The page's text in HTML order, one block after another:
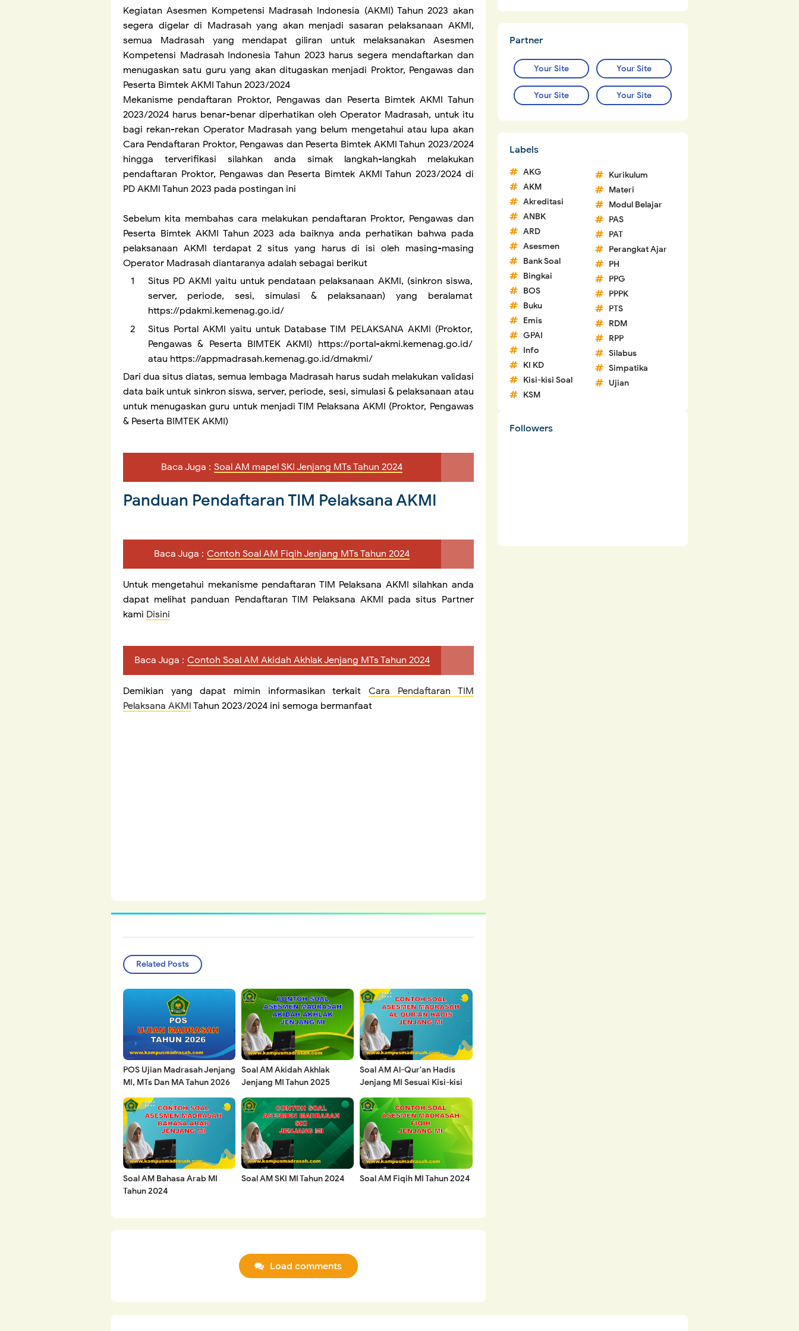
Kegiatan Asesmen Kompetensi Madrasah Indonesia (AKMI) Tahun 2023 akan
segera digelar di Madrasah yang akan menjadi sasaran pelaksanaan AKMI,
semua Madrasah yang mendapat giliran untuk melaksanakan Asesmen
Kompetensi Madrasah Indonesia Tahun 2023 harus segera mendaftarkan dan
menugaskan satu guru yang akan ditugaskan menjadi Proktor, Pengawas dan
Peserta Bimtek AKMI Tahun 2023/2024
Mekanisme pendaftaran Proktor, Pengawas dan Peserta Bimtek AKMI Tahun
2023/2024 harus benar-benar diperhatikan oleh Operator Madrasah, untuk itu
bagi rekan-rekan Operator Madrasah yang belum mengetahui atau lupa akan
Cara Pendaftaran Proktor, Pengawas dan Peserta Bimtek AKMI Tahun 2023/2024
hingga terverifikasi silahkan anda simak langkah-langkah melakukan
pendaftaran Proktor, Pengawas dan Peserta Bimtek AKMI Tahun 2023/2024 di
PD AKMI Tahun 2023 pada postingan ini
Sebelum kita membahas cara melakukan pendaftaran Proktor, Pengawas dan
Peserta Bimtek AKMI Tahun 2023 ada baiknya anda perhatikan bahwa pada
pelaksanaan AKMI terdapat 2 situs yang harus di isi oleh masing-masing
Operator Madrasah diantaranya adalah sebagai berikut
Situs PD AKMI yaitu untuk pendataan pelaksanaan AKMI, (sinkron siswa,
server, periode, sesi, simulasi & pelaksanaan) yang beralamat
https://pdakmi.kemenag.go.id/
Situs Portal AKMI yaitu untuk Database TIM PELAKSANA AKMI (Proktor,
Pengawas & Peserta BIMTEK AKMI) https://portal-akmi.kemenag.go.id/
atau https://appmadrasah.kemenag.go.id/dmakmi/
Dari dua situs diatas, semua lembaga Madrasah harus sudah melakukan validasi
data baik untuk sinkron siswa, server, periode, sesi, simulasi & pelaksanaan atau
untuk menugaskan guru untuk menjadi TIM Pelaksana AKMI (Proktor, Pengawas
& Peserta BIMTEK AKMI)
Baca Juga : Soal AM mapel SKI Jenjang MTs Tahun 2024
Panduan Pendaftaran TIM Pelaksana AKMI
Baca Juga : Contoh Soal AM Fiqih Jenjang MTs Tahun 2024
Untuk mengetahui mekanisme pendaftaran TIM Pelaksana AKMI silahkan anda
dapat melihat panduan Pendaftaran TIM Pelaksana AKMI pada situs Partner
kami Disini
Baca Juga : Contoh Soal AM Akidah Akhlak Jenjang MTs Tahun 2024
Demikian yang dapat mimin informasikan terkaitCara Pendaftaran TIM
Pelaksana AKMI Tahun 2023/2024 ini semoga bermanfaat
Related Posts
POS Ujian Madrasah Jenjang
MI, MTs Dan MA Tahun 2026
Soal AM Akidah Akhlak
Jenjang MI Tahun 2025
Soal AM Al-Qur'an Hadis
Jenjang MI Sesuai Kisi-kisi
Soal AM Bahasa Arab MI
Tahun 2024
Soal AM SKI MI Tahun 2024 Soal AM Fiqih MI Tahun 2024
Load comments
Partner
Your Site Your Site
Your Site Your Site
Labels
AKG
AKM
Akreditasi
ANBK
ARD
Asesmen
Bank Soal
Bingkai
BOS
Buku
Emis
GPAI
Info
KI KD
Kisi-kisi Soal
KSM
Kurikulum
Materi
Modul Belajar
PAS
PAT
Perangkat Ajar
PH
PPG
PPPK
PTS
RDM
RPP
Silabus
Simpatika
Ujian
Followers